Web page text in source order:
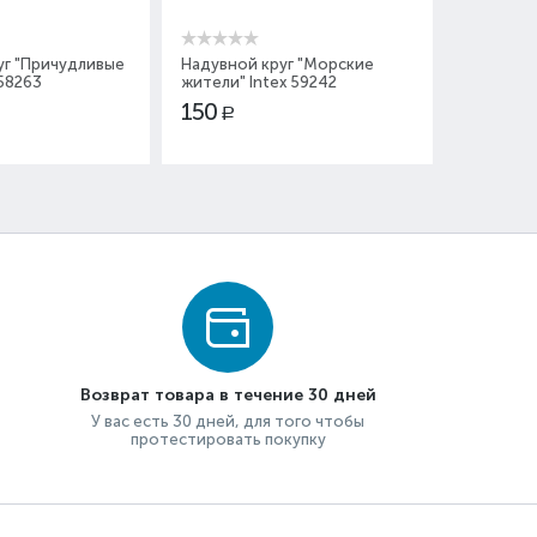
"Причудливые
Надувной круг "Морские
жители" Intex 59242
150 Р
Возврат товара в течение 30 дней
У вас есть 30 дней, для того чтобы
протестировать покупку